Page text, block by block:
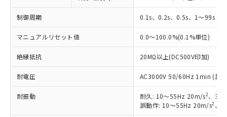
制御周期 0.1s、0.2s、0.5s、1～99s (1s
マニュアルリセット値 0.0～100.0%(0.1%単位)
絶縁抵抗 20MΩ以上(DC500V印加)
耐電圧 AC3000V 50/60Hz 1min (異
耐振動 耐久: 10～55Hz 20m/s2、3軸
誤動作: 10～55Hz 20m/s2 、3